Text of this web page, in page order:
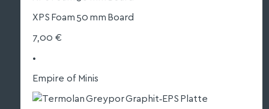
XPS Foam 50 mm Board
7,00 €
•
Empire of Minis